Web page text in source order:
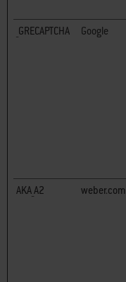
_GRECAPTCHA Google
AKA_A2 weber.com